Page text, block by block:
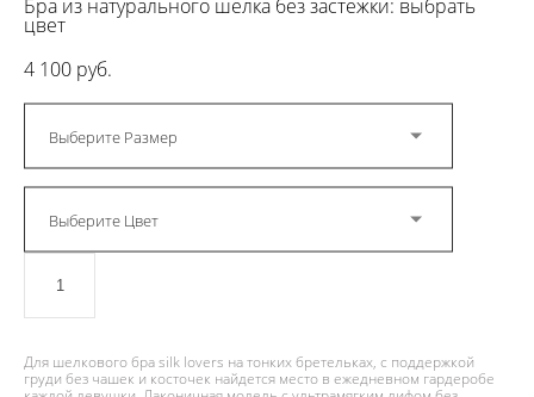
Бра из натурального шелка без застежки: выбрать
цвет
4 100 pуб.
Выберите Размер
Выберите Цвет
Для шелкового бра silk lovers на тонких бретельках, с поддержкой
груди без чашек и косточек найдется место в ежедневном гардеробе